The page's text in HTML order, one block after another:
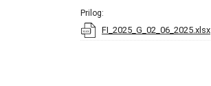
Prilog:
FI_2025_G_02_06_2025.xlsx